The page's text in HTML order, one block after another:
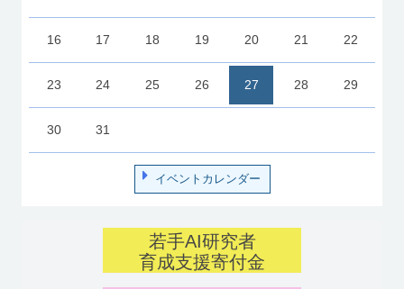
16 17 18 19 20 21 22
23 24 25 26 27 28 29
30 31
イベントカレンダー
若手AI研究者
育成支援寄付金